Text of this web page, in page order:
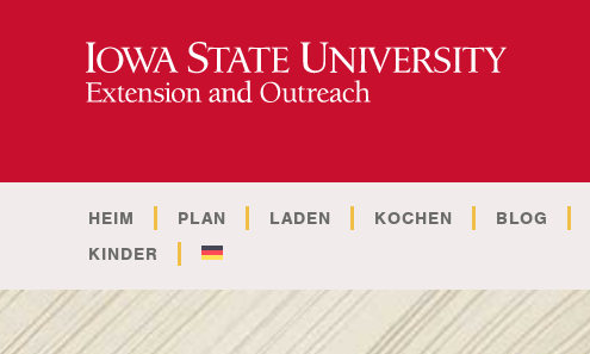
HEIM PLAN LADEN KOCHEN BLOG
KINDER